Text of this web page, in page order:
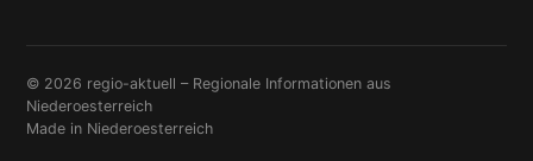
© 2026 regio-aktuell – Regionale Informationen aus
Niederoesterreich
Made in Niederoesterreich